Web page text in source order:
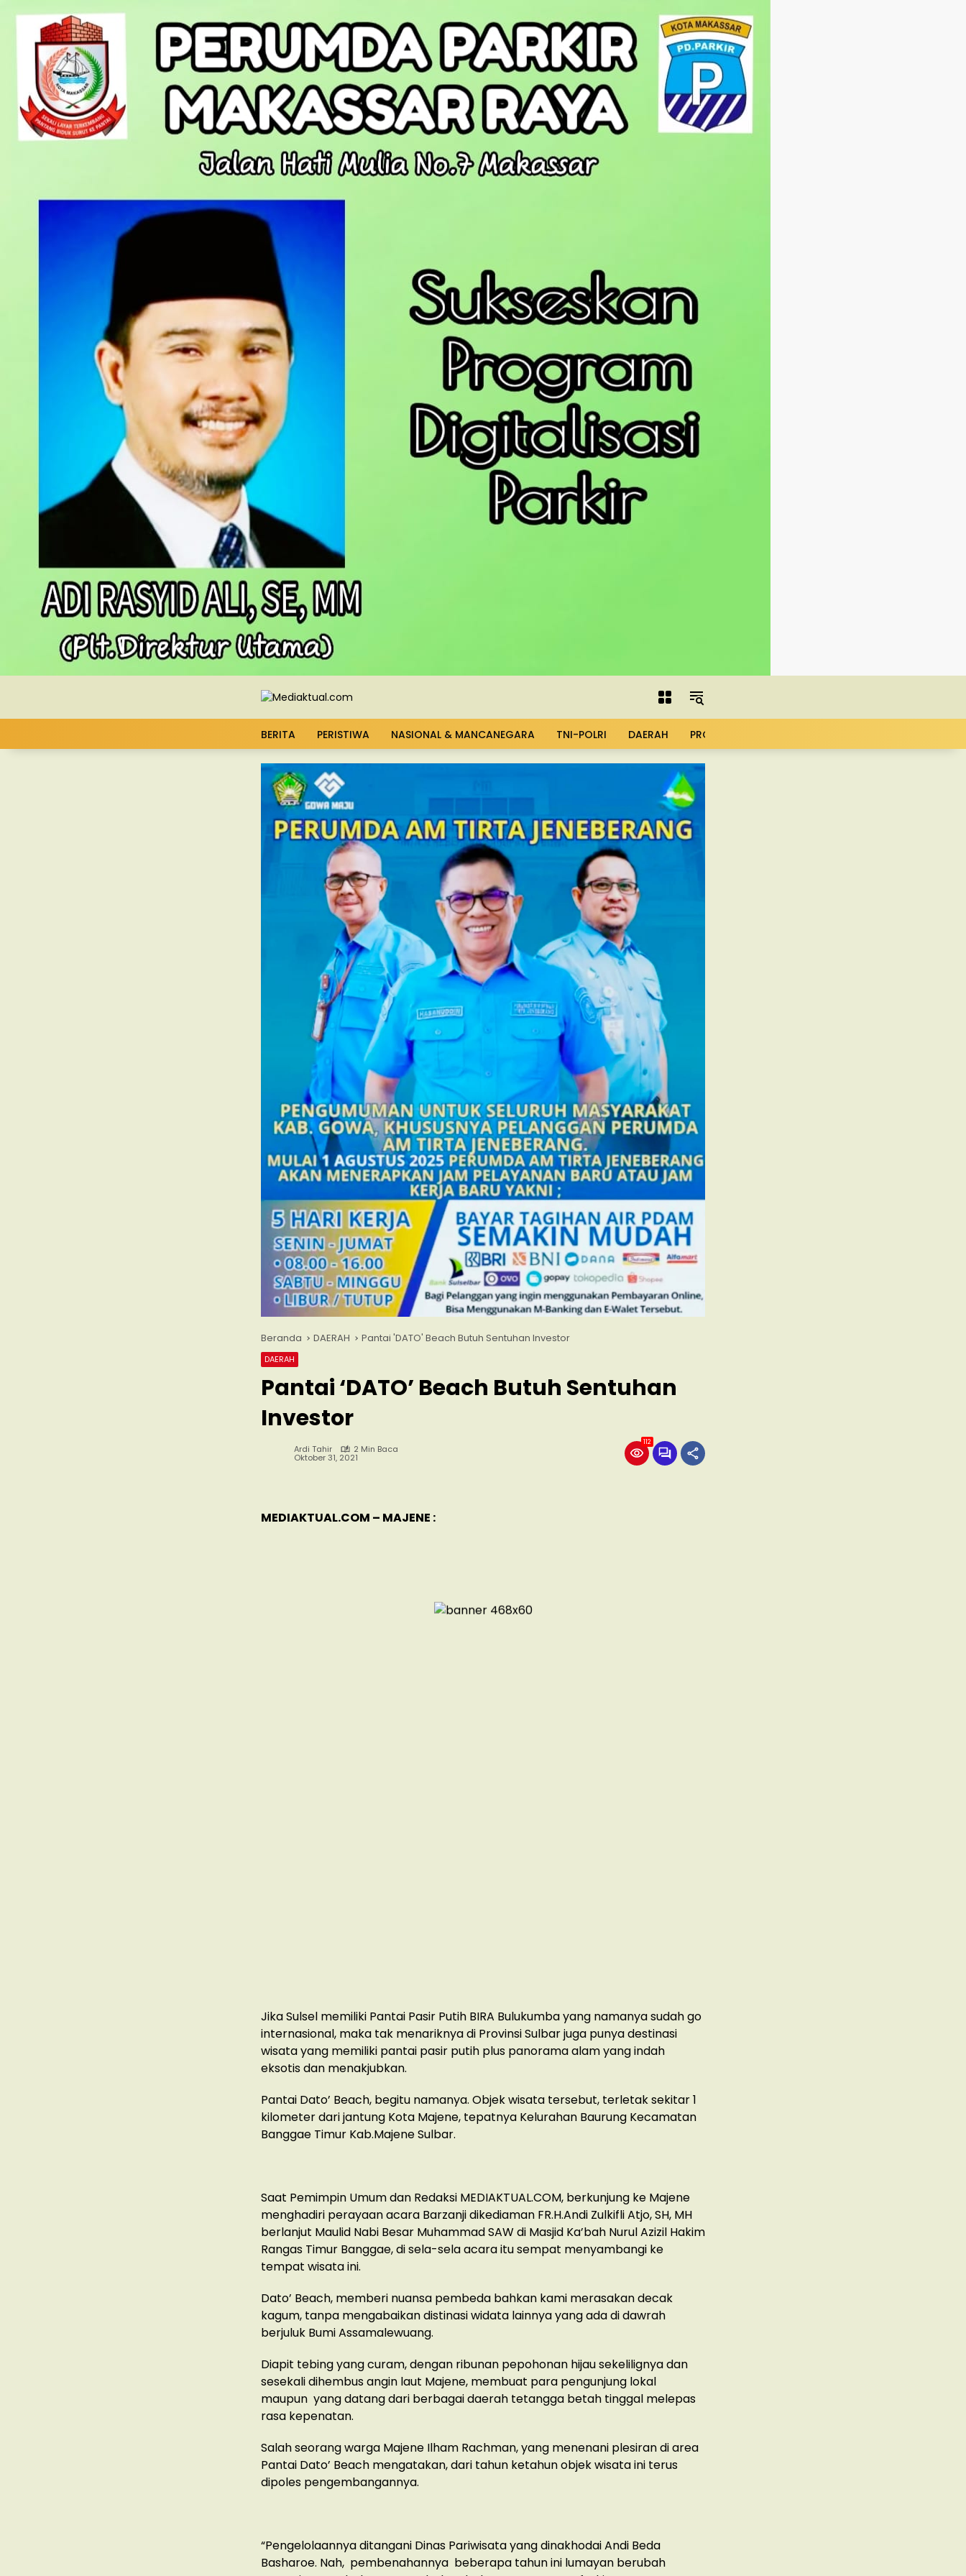
BERITA PERISTIWA NASIONAL & MANCANEGARA TNI-POLRI DAERAH PROFIL
Beranda DAERAH Pantai 'DATO' Beach Butuh Sentuhan Investor
DAERAH
Pantai ‘DATO’ Beach Butuh Sentuhan
Investor
Ardi Tahir 2 Min Baca
Oktober 31, 2021
112
MEDIAKTUAL.COM – MAJENE :
Jika Sulsel memiliki Pantai Pasir Putih BIRA Bulukumba yang namanya sudah go
internasional, maka tak menariknya di Provinsi Sulbar juga punya destinasi
wisata yang memiliki pantai pasir putih plus panorama alam yang indah
eksotis dan menakjubkan.
Pantai Dato’ Beach, begitu namanya. Objek wisata tersebut, terletak sekitar 1
kilometer dari jantung Kota Majene, tepatnya Kelurahan Baurung Kecamatan
Banggae Timur Kab.Majene Sulbar.
Saat Pemimpin Umum dan Redaksi MEDIAKTUAL.COM, berkunjung ke Majene
menghadiri perayaan acara Barzanji dikediaman FR.H.Andi Zulkifli Atjo, SH, MH
berlanjut Maulid Nabi Besar Muhammad SAW di Masjid Ka’bah Nurul Azizil Hakim
Rangas Timur Banggae, di sela-sela acara itu sempat menyambangi ke
tempat wisata ini.
Dato’ Beach, memberi nuansa pembeda bahkan kami merasakan decak
kagum, tanpa mengabaikan distinasi widata lainnya yang ada di dawrah
berjuluk Bumi Assamalewuang.
Diapit tebing yang curam, dengan ribunan pepohonan hijau sekelilignya dan
sesekali dihembus angin laut Majene, membuat para pengunjung lokal
maupun yang datang dari berbagai daerah tetangga betah tinggal melepas
rasa kepenatan.
Salah seorang warga Majene Ilham Rachman, yang menenani plesiran di area
Pantai Dato’ Beach mengatakan, dari tahun ketahun objek wisata ini terus
dipoles pengembangannya.
“Pengelolaannya ditangani Dinas Pariwisata yang dinakhodai Andi Beda
Basharoe. Nah, pembenahannya beberapa tahun ini lumayan berubah